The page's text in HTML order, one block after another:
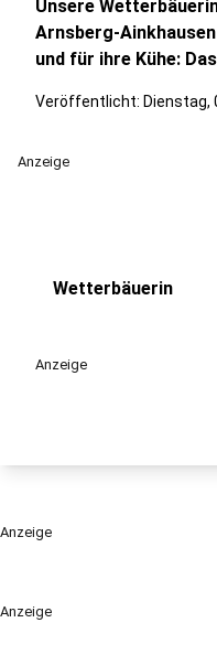
Anzeige
Unsere
Arnsberg-
und für ihre Kühe:
Veröffentlicht: Dienstag,
Anzeige
Wetterbäuerin
Anzeige
Anzeige